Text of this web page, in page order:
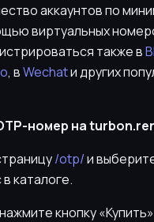
аккаунтов по
виртуальных
также в
, вWechatи других
номер на
/otp/и
каталоге.
кнопку